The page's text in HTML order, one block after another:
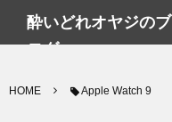
酔いどれオヤジのブ
ログwp
HOME Apple Watch 9